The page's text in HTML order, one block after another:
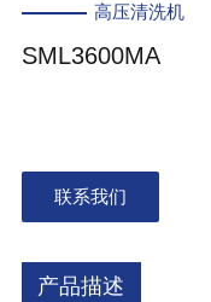
高压清洗机
SML3600MA
联系我们
产品描述